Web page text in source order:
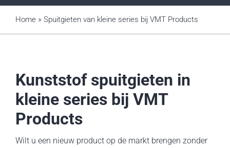
Home
Productietechnieken
Services
Home» Spuitgieten van kleine series bij VMT Products
Kunststof spuitgieten in
kleine series bij VMT
Products
Wilt u een nieuw product op de markt brengen zonder